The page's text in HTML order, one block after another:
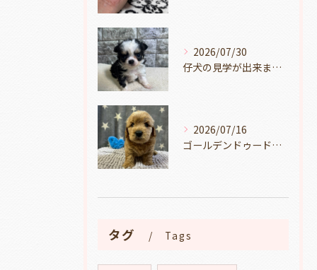
2026/07/30
仔犬の見学が出来ます🐶岐阜県養老町のブリーダーワンダフルパピーです。
2026/07/16
ゴールデンドゥードルの仔犬の見学が出来ます🐶🐶🐶岐阜県養老町のブリーダーワンダフルパピーです。
タグ Tags